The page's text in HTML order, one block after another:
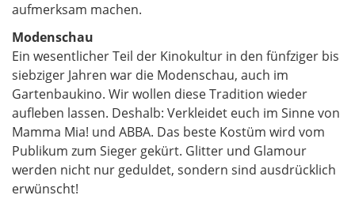
aufmerksam machen.
Modenschau
Ein wesentlicher Teil der Kinokultur in den fünfziger bis
siebziger Jahren war die Modenschau, auch im
Gartenbaukino. Wir wollen diese Tradition wieder
aufleben lassen. Deshalb: Verkleidet euch im Sinne von
Mamma Mia! und ABBA. Das beste Kostüm wird vom
Publikum zum Sieger gekürt. Glitter und Glamour
werden nicht nur geduldet, sondern sind ausdrücklich
erwünscht!